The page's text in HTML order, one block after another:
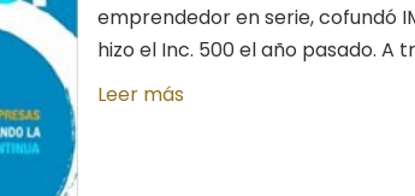
emprendedor en serie, cofundó
hizo el Inc. 500 el año pasado. A
Leer más